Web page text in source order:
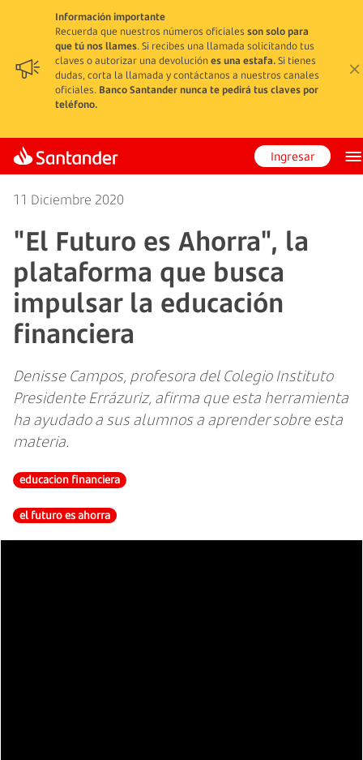
Información importante
Recuerda que nuestros números oficiales son solo para
que tú nos llames. Si recibes una llamada solicitando tus
claves o autorizar una devoluciónes una estafa.Si tienes
dudas, corta la llamada y contáctanos a nuestros canales
oficiales. Banco Santander nunca te pedirá tus claves por
teléfono.
Ingresar
11 Diciembre 2020
"El Futuro es Ahorra", la
plataforma que busca
impulsar la educación
financiera
Denisse Campos, profesora del Colegio Instituto
Presidente Errázuriz, afirma que esta herramienta
ha ayudado a sus alumnos a aprender sobre esta
materia.
educacion financiera
el futuro es ahorra